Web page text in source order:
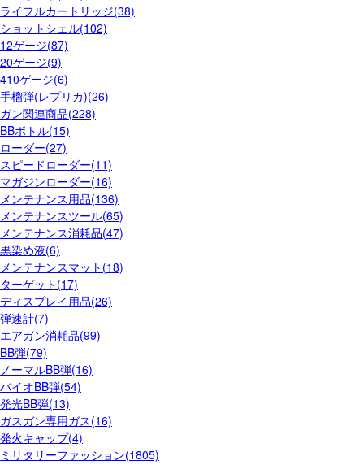
ライフルカートリッジ(38)
ショットシェル(102)
12ゲージ(87)
20ゲージ(9)
410ゲージ(6)
手榴弾(レプリカ)(26)
ガン関連商品(228)
BBボトル(15)
ローダー(27)
スピードローダー(11)
マガジンローダー(16)
メンテナンス用品(136)
メンテナンスツール(65)
メンテナンス消耗品(47)
黒染め液(6)
メンテナンスマット(18)
ターゲット(17)
ディスプレイ用品(26)
弾速計(7)
エアガン消耗品(99)
BB弾(79)
ノーマルBB弾(16)
バイオBB弾(54)
発光BB弾(13)
ガスガン専用ガス(16)
発火キャップ(4)
ミリタリーファッション(1805)